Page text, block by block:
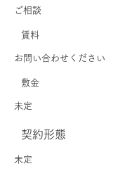
ご相談
賃料
お問い合わせください
敷金
未定
契約形態
未定